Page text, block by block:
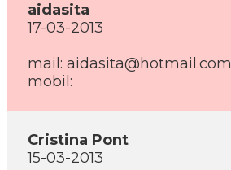
aidasita
17-03-2013
mail: aidasita@hotmail.com
mobil:
Cristina Pont
15-03-2013